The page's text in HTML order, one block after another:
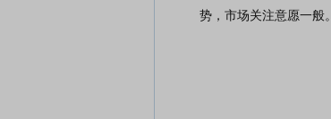
势，市场关注意愿一般。